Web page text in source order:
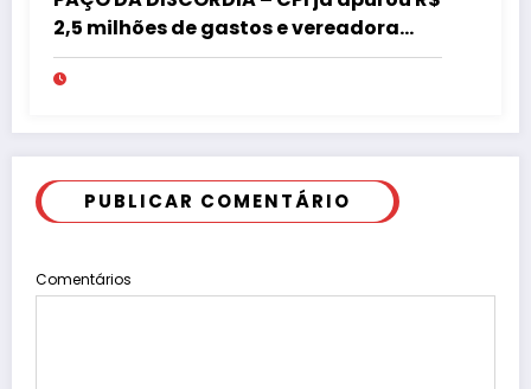
2,5 milhões de gastos e vereadora
pede “acordo” para aprovar R$ 9,5
milhões
PUBLICAR COMENTÁRIO
Comentários